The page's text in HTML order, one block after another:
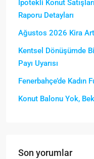
İpotekli Konut
Raporu Detayları
Ağustos 2026 Kira
Kentsel Dönüşümde
Payı Uyarısı
Fenerbahçe’de Kadın
Konut Balonu Yok,
Son yorumlar